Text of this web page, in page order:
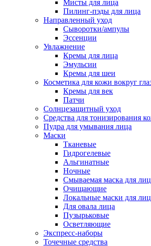
Мисты для лица
Пилинг-пэды для лица
Направленный уход
Сыворотки/ампулы
Эссенции
Увлажнение
Кремы для лица
Эмульсии
Кремы для шеи
Косметика для кожи вокруг
Кремы для век
Патчи
Солнцезащитный уход
Средства для тонизирования
Пудра для умывания лица
Маски
Тканевые
Гидрогелевые
Альгинатные
Ночные
Смываемая маска для
Очищающие
Локальные маски для
Для овала лица
Пузырьковые
Осветляющие
Экспресс-наборы
Точечные средства